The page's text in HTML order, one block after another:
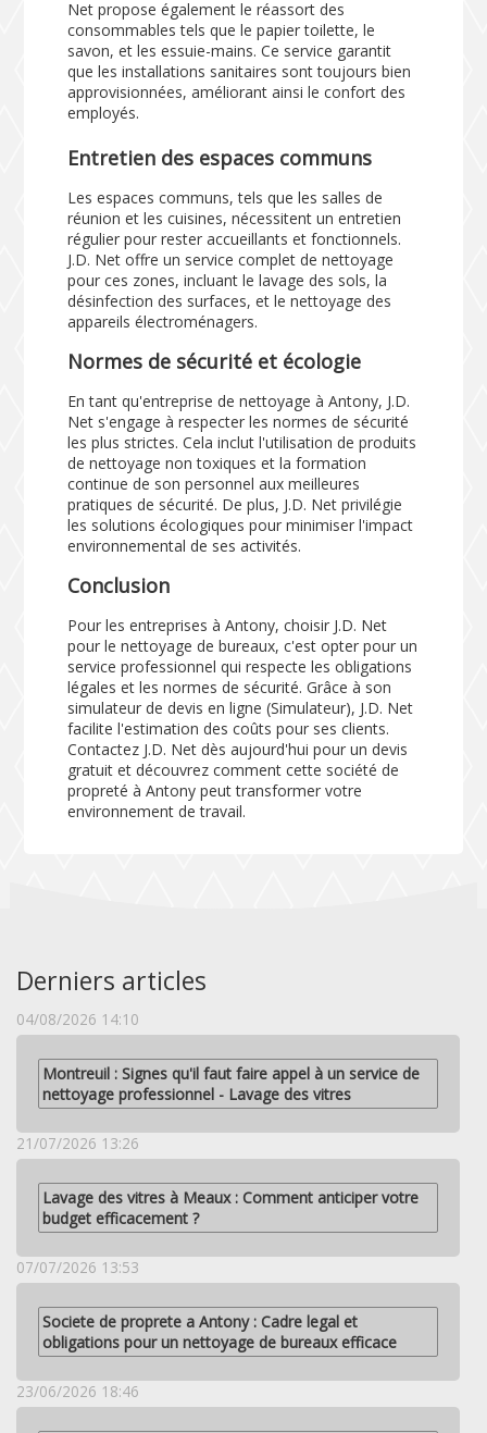
Net propose également le réassort des
consommables tels que le papier toilette, le
savon, et les essuie-mains. Ce service garantit
que les installations sanitaires sont toujours bien
approvisionnées, améliorant ainsi le confort des
employés.
Entretien des espaces communs
Les espaces communs, tels que les salles de
réunion et les cuisines, nécessitent un entretien
régulier pour rester accueillants et fonctionnels.
J.D. Net offre un service complet de nettoyage
pour ces zones, incluant le lavage des sols, la
désinfection des surfaces, et le nettoyage des
appareils électroménagers.
Normes de sécurité et écologie
En tant qu'entreprise de nettoyage à Antony, J.D.
Net s'engage à respecter les normes de sécurité
les plus strictes. Cela inclut l'utilisation de produits
de nettoyage non toxiques et la formation
continue de son personnel aux meilleures
pratiques de sécurité. De plus, J.D. Net privilégie
les solutions écologiques pour minimiser l'impact
environnemental de ses activités.
Conclusion
Pour les entreprises à Antony, choisir J.D. Net
pour le nettoyage de bureaux, c'est opter pour un
service professionnel qui respecte les obligations
légales et les normes de sécurité. Grâce à son
simulateur de devis en ligne (Simulateur), J.D. Net
facilite l'estimation des coûts pour ses clients.
Contactez J.D. Net dès aujourd'hui pour un devis
gratuit et découvrez comment cette société de
propreté à Antony peut transformer votre
environnement de travail.
Derniers articles
04/08/2026 14:10
Montreuil : Signes qu'il faut faire appel à un service de
nettoyage professionnel - Lavage des vitres
21/07/2026 13:26
Lavage des vitres à Meaux : Comment anticiper votre
budget efficacement ?
07/07/2026 13:53
Societe de proprete a Antony : Cadre legal et
obligations pour un nettoyage de bureaux efficace
23/06/2026 18:46